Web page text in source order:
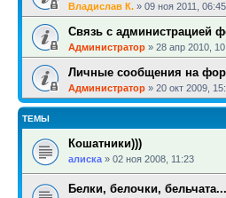
Владислав К. » 09 ноя 2011, 06:45
Связь с администрацией
Администратор » 28 апр 2010,
Личные сообщения на
Администратор » 20 окт 2009,
ТЕМЫ
Кошатники)))
алиска » 02 ноя 2008, 11:23
Белки, белочки,